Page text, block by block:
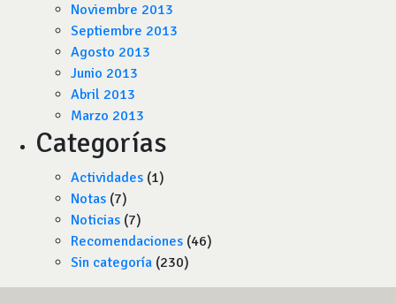
Noviembre 2013
Septiembre 2013
Agosto 2013
Junio 2013
Abril 2013
Marzo 2013
Categorías
Actividades (1)
Notas (7)
Noticias (7)
Recomendaciones (46)
Sin categoría (230)